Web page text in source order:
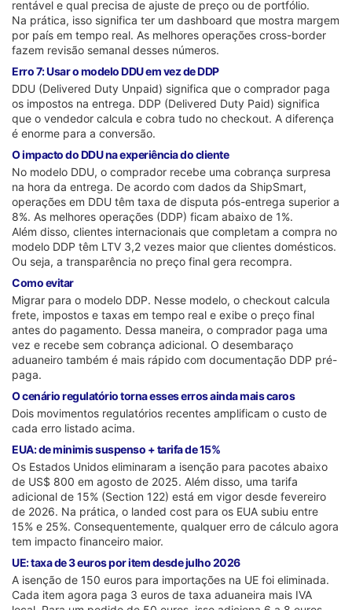
rentável e qual precisa de ajuste de preço ou de portfólio.
Na prática, isso significa ter um dashboard que mostra margem
por país em tempo real. As melhores operações cross-border
fazem revisão semanal desses números.
Erro 7: Usar o modelo DDU em vez de DDP
DDU (Delivered Duty Unpaid) significa que o comprador paga
os impostos na entrega. DDP (Delivered Duty Paid) significa
que o vendedor calcula e cobra tudo no checkout. A diferença
é enorme para a conversão.
O impacto do DDU na experiência do cliente
No modelo DDU, o comprador recebe uma cobrança surpresa
na hora da entrega. De acordo com dados da ShipSmart,
operações em DDU têm taxa de disputa pós-entrega superior a
8%. As melhores operações (DDP) ficam abaixo de 1%.
Além disso, clientes internacionais que completam a compra no
modelo DDP têm LTV 3,2 vezes maior que clientes domésticos.
Ou seja, a transparência no preço final gera recompra.
Como evitar
Migrar para o modelo DDP. Nesse modelo, o checkout calcula
frete, impostos e taxas em tempo real e exibe o preço final
antes do pagamento. Dessa maneira, o comprador paga uma
vez e recebe sem cobrança adicional. O desembaraço
aduaneiro também é mais rápido com documentação DDP pré-
paga.
O cenário regulatório torna esses erros ainda mais caros
Dois movimentos regulatórios recentes amplificam o custo de
cada erro listado acima.
EUA: de minimis suspenso + tarifa de 15%
Os Estados Unidos eliminaram a isenção para pacotes abaixo
de US$ 800 em agosto de 2025. Além disso, uma tarifa
adicional de 15% (Section 122) está em vigor desde fevereiro
de 2026. Na prática, o landed cost para os EUA subiu entre
15% e 25%. Consequentemente, qualquer erro de cálculo agora
tem impacto financeiro maior.
UE: taxa de 3 euros por item desde julho 2026
A isenção de 150 euros para importações na UE foi eliminada.
Cada item agora paga 3 euros de taxa aduaneira mais IVA